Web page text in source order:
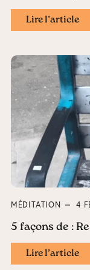
Lire l’article
MÉDITATION 4
5 façons de :
Lire l’article